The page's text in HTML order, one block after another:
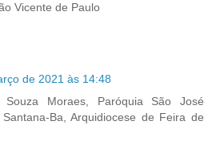
Vicente de Paulo
de 2021 às 14:48
Moraes, Paróquia São José
Ba, Arquidiocese de Feira de